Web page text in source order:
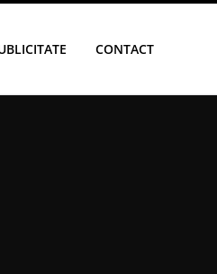
CONTACT